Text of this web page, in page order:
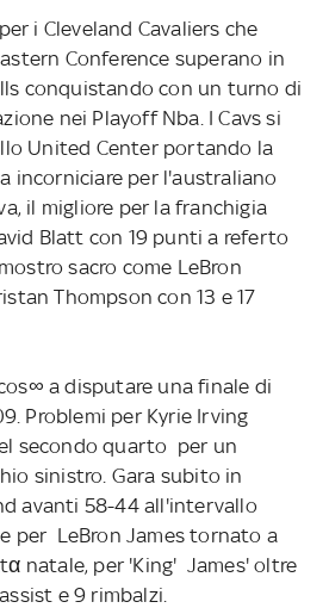
i Cleveland Cavaliers che
Conference superano in
conquistando con un turno di
nei Playoff Nba. I Cavs si
United Center portando la
incorniciare per l'australiano
il migliore per la franchigia
Blatt con 19 punti a referto
sacro come LeBron
Thompson con 13 e 17
a disputare una finale di
Problemi per Kyrie Irving
secondo quarto per un
sinistro. Gara subito in
avanti 58-44 all'intervallo
per LeBron James tornato a
natale, per 'King' James' oltre
e 9 rimbalzi.